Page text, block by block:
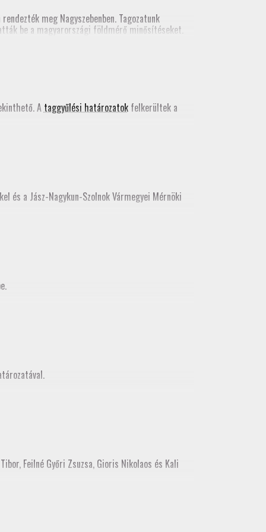
meg Nagyszebenben. Tagozatunk
be a magyarországi földmérő minősítéseket.
A taggyűlési határozatokfelkerültek a
és a Jász-Nagykun-Szolnok Vármegyei Mérnöki
Feilné Győri Zsuzsa, Gioris Nikolaos és Kali